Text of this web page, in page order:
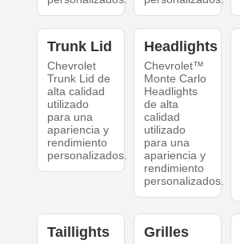
Trunk Lid
Chevrolet
Trunk Lid de
alta calidad
utilizado
para una
apariencia y
rendimiento
personalizados.
Headlights
Chevrolet™
Monte Carlo
Headlights
de alta
calidad
utilizado
para una
apariencia y
rendimiento
personalizados.
Taillights Grilles